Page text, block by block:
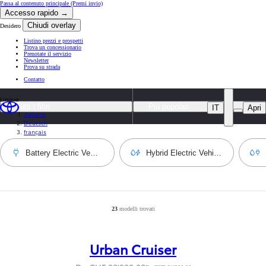
Passa al contenuto principale (Premi invio)
Accesso rapido →
Desidero Chiudi overlay
Listino prezzi e prospetti
Trova un concessionario
Prenotate il servizio
Newsletter
Prova su strada
Contatto
IT
Lingue
italiano
Deutsch
français
Apri
Tutti i filtri
Battery Electric Vehicle Hybrid Electric Vehicle
Risultati filtrati
23modelli trovati
Urban Cruiser